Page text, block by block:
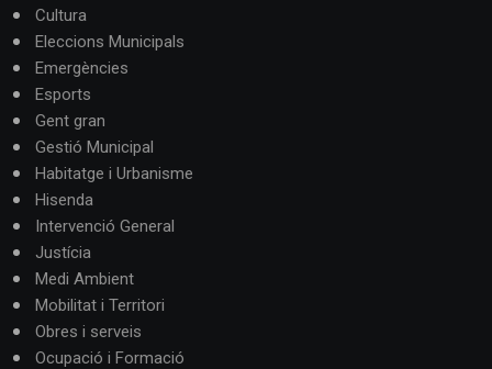
Cultura
Eleccions Municipals
Emergències
Esports
Gent gran
Gestió Municipal
Habitatge i Urbanisme
Hisenda
Intervenció General
Justícia
Medi Ambient
Mobilitat i Territori
Obres i serveis
Ocupació i Formació